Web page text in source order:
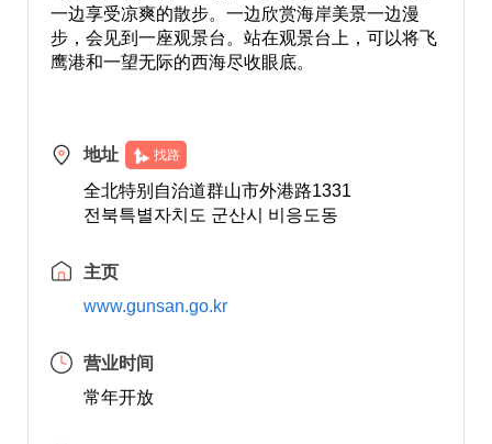
一边享受凉爽的散步。一边欣赏海岸美景一边漫
步，会见到一座观景台。站在观景台上，可以将飞
鹰港和一望无际的西海尽收眼底。
地址 找路
全北特别自治道群山市外港路1331
전북특별자치도 군산시 비응도동
主页
www.gunsan.go.kr
营业时间
常年开放